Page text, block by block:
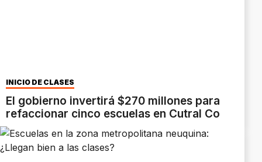
INICIO DE CLASES
El gobierno invertirá $270 millones para
refaccionar cinco escuelas en Cutral Co